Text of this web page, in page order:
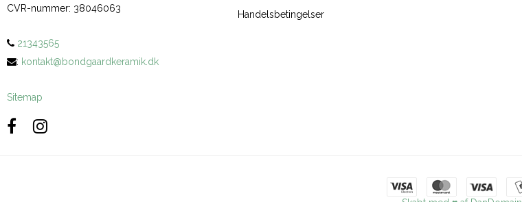
CVR-nummer: 38046063
21343565
: kontakt@bondgaardkeramik.dk
Sitemap
Handelsbetingelser